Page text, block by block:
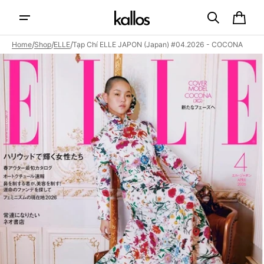
content
Cart
Open
media
1
in
Home/Shop/ELLE/Tạp Chí ELLE JAPON (Japan) #04.2026 - COCONA